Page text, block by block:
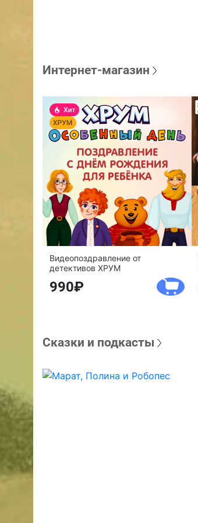
Интернет-магазин
Видеопоздравление от
детективов ХРУМ
990
Сказки и подкасты